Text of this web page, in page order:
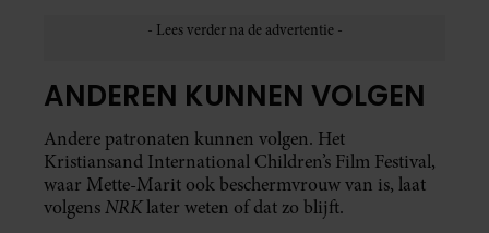
ANDEREN KUNNEN VOLGEN
Andere patronaten kunnen volgen. Het
Kristiansand International Children’s Film Festival,
waar Mette-Marit ook beschermvrouw van is, laat
volgensNRKlater weten of dat zo blijft.